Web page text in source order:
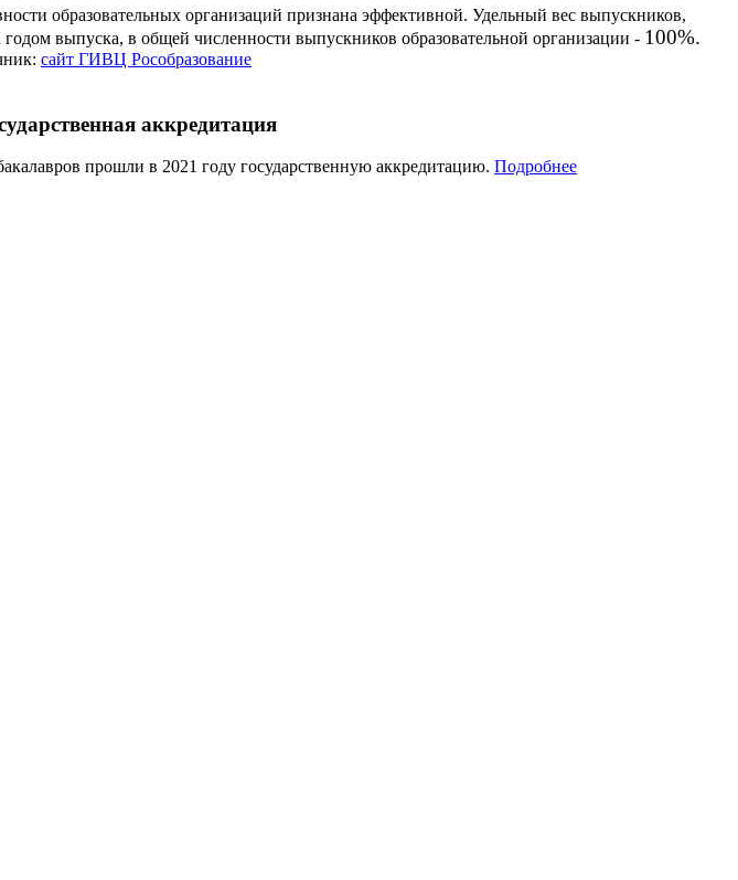
образовательных организаций признана эффективной. Удельный вес выпускников,
выпуска, в общей численности выпускников образовательной организации - 100%.
сайт ГИВЦ Рособразование
аккредитация
прошли в 2021 году государственную аккредитацию. Подробнее